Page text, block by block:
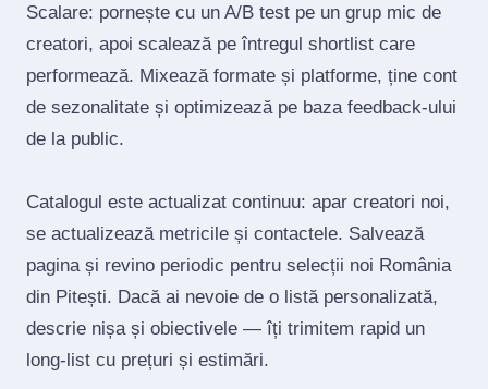
Scalare: pornește cu un A/B test pe un grup mic de
creatori, apoi scalează pe întregul shortlist care
performează. Mixează formate și platforme, ține cont
de sezonalitate și optimizează pe baza feedback‑ului
de la public.
Catalogul este actualizat continuu: apar creatori noi,
se actualizează metricile și contactele. Salvează
pagina și revino periodic pentru selecții noi România
din Pitești. Dacă ai nevoie de o listă personalizată,
descrie nișa și obiectivele — îți trimitem rapid un
long‑list cu prețuri și estimări.